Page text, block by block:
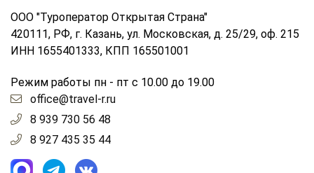
ООО "Туроператор Открытая Страна"
420111, РФ, г. Казань, ул. Московская, д. 25/29, оф. 215
ИНН 1655401333, КПП 165501001
Режим работы пн - пт с 10.00 до 19.00
office@travel-r.ru
8 939 730 56 48
8 927 435 35 44